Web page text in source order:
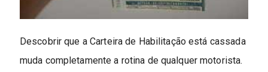
Descobrir que a Carteira de Habilitação está cassada
muda completamente a rotina de qualquer motorista.